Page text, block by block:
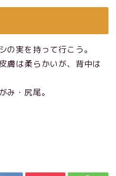
の実を持って行こう。
膚は柔らかいが、背中は
み・尻尾。